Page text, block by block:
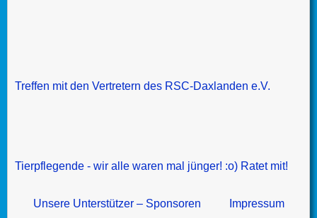
Treffen mit den Vertretern des RSC-Daxlanden e.V.
Tierpflegende - wir alle waren mal jünger! :o) Ratet mit!
Unsere Unterstützer – Sponsoren Impressum